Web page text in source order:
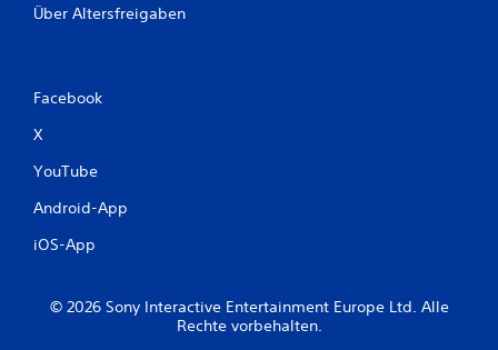
Über Altersfreigaben
Facebook
X
YouTube
Android-App
iOS-App
© 2026 Sony Interactive Entertainment Europe Ltd. Alle
Rechte vorbehalten.